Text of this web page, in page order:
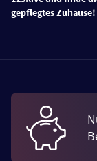
gepflegtes Zuhause!